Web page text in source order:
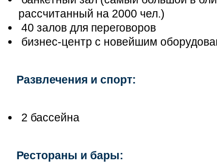
рассчитанный на 2000 чел.)
40 залов для переговоров
бизнес-центр с новейшим
Развлечения и спорт:
2 бассейна
Рестораны и бары: